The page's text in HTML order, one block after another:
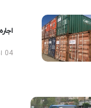
04 اسفند 1404